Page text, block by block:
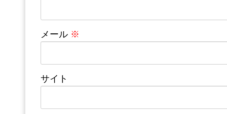
メール ※
サイト